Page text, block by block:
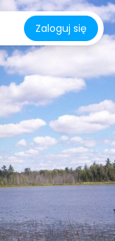
Zaloguj się